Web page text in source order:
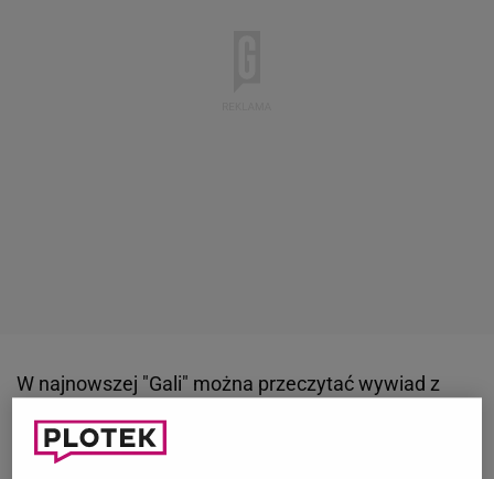
W najnowszej "Gali" można przeczytać wywiad z
Wojciechem Olejniczakiem
europośle SLD nie pisali, gdyby nie fakt, że jest